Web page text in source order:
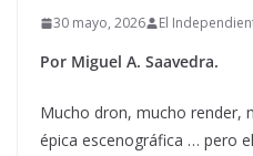
30 mayo, 2026 El
Por Miguel A. Saavedra.
Mucho dron, mucho render,
épica escenográfica … pero